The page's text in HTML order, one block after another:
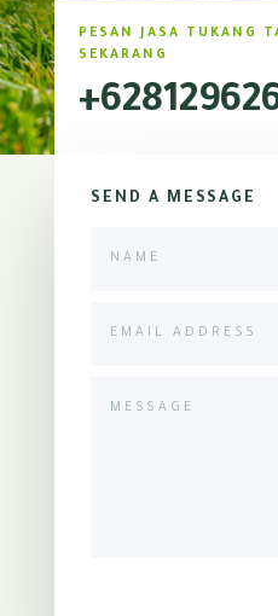
PESAN JASA TUKANG
SEKARANG
SEND A MESSAGE